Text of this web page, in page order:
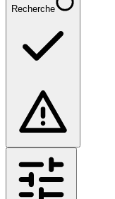
Recherche